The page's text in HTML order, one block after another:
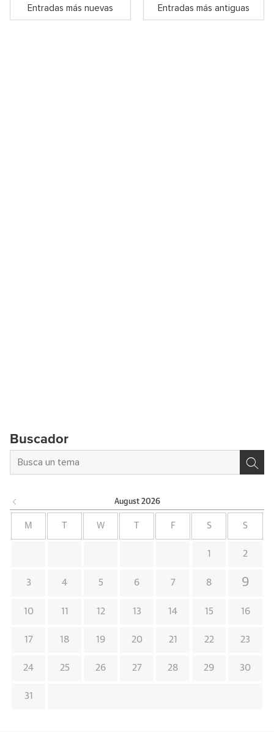
Entradas más nuevas Entradas más antiguas
Buscador
August 2026
M W F S S
1 2
3 4 5 6 7 8 9
10 11 12 13 14 15 16
17 18 19 20 21 22 23
24 25 26 27 28 29 30
31